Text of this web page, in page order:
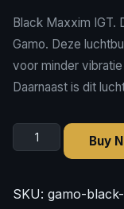
Black Maxxim IGT.
Gamo. Deze
voor minder
Daarnaast is dit
Gamo
Black
IGT
Buy
SKU: gamo-